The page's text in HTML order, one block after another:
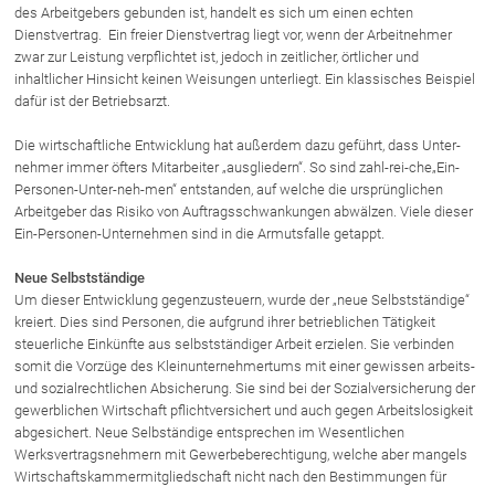
Rechtsnews
Publikationen
Paragraphen & Mehr
Medien
NOVUM
FAQ
Unternehmensnachfolge in der
Familie
Wichtige Vertragsklauseln bei Kauf-
und Übergabeverträgen
Check dein Recht/Erbrecht
des Arbeitgebers gebunden ist, handelt es sich um einen echten
Dienstvertrag. Ein freier Dienstvertrag liegt vor, wenn der Arbeitnehmer
zwar zur Leistung verpflichtet ist, jedoch in zeitlicher, örtlicher und
inhaltlicher Hinsicht keinen Weisungen unterliegt. Ein klassisches Beispiel
dafür ist der Betriebsarzt.
Die wirtschaftliche Entwicklung hat außerdem dazu geführt, dass Unter-
nehmer immer öfters Mitarbeiter „ausgliedern“. So sind zahl-rei-che„Ein-
Personen-Unter-neh-men“ entstanden, auf welche die ursprünglichen
Arbeitgeber das Risiko von Auftragsschwankungen abwälzen. Viele dieser
Ein-Personen-Unternehmen sind in die Armutsfalle getappt.
Neue Selbstständige
Um dieser Entwicklung gegenzusteuern, wurde der „neue Selbstständige“
kreiert. Dies sind Personen, die aufgrund ihrer betrieblichen Tätigkeit
steuerliche Einkünfte aus selbstständiger Arbeit erzielen. Sie verbinden
somit die Vorzüge des Kleinunternehmertums mit einer gewissen arbeits-
und sozialrechtlichen Absicherung. Sie sind bei der Sozialversicherung der
gewerblichen Wirtschaft pflichtversichert und auch gegen Arbeitslosigkeit
abgesichert. Neue Selbständige entsprechen im Wesentlichen
Werksvertragsnehmern mit Gewerbeberechtigung, welche aber mangels
Wirtschaftskammermitgliedschaft nicht nach den Bestimmungen für